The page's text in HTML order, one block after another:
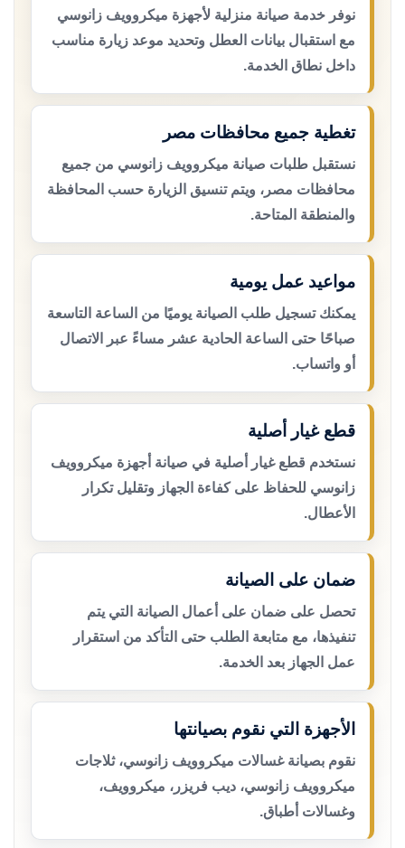
نوفر خدمة صيانة منزلية لأجهزة ميكروويف زانوسي
مع استقبال بيانات العطل وتحديد موعد زيارة مناسب
داخل نطاق الخدمة.
تغطية جميع محافظات مصر
نستقبل طلبات صيانة ميكروويف زانوسي من جميع
محافظات مصر، ويتم تنسيق الزيارة حسب المحافظة
والمنطقة المتاحة.
مواعيد عمل يومية
يمكنك تسجيل طلب الصيانة يوميًا من الساعة التاسعة
صباحًا حتى الساعة الحادية عشر مساءً عبر الاتصال
أو واتساب.
قطع غيار أصلية
نستخدم قطع غيار أصلية في صيانة أجهزة ميكروويف
زانوسي للحفاظ على كفاءة الجهاز وتقليل تكرار
الأعطال.
ضمان على الصيانة
تحصل على ضمان على أعمال الصيانة التي يتم
تنفيذها، مع متابعة الطلب حتى التأكد من استقرار
عمل الجهاز بعد الخدمة.
الأجهزة التي نقوم بصيانتها
نقوم بصيانة غسالات ميكروويف زانوسي، ثلاجات
ميكروويف زانوسي، ديب فريزر، ميكروويف،
وغسالات أطباق.